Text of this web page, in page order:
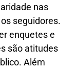
nas
seguidores.
enquetes e
são atitudes
Além